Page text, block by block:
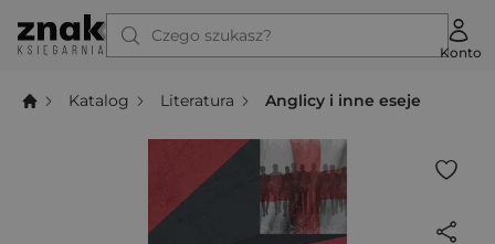
Czego szukasz?
Konto
Katalog Literatura Anglicy i inne eseje